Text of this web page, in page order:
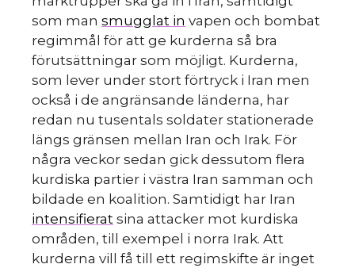
som man smugglat in vapen och bombat
regimmål för att ge kurderna så bra
förutsättningar som möjligt. Kurderna,
som lever under stort förtryck i Iran men
också i de angränsande länderna, har
redan nu tusentals soldater stationerade
längs gränsen mellan Iran och Irak. För
några veckor sedan gick dessutom flera
kurdiska partier i västra Iran samman och
bildade en koalition. Samtidigt har Iran
intensifierat sina attacker mot kurdiska
områden, till exempel i norra Irak. Att
kurderna vill få till ett regimskifte är inget